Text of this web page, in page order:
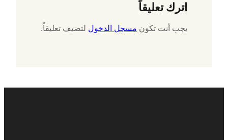
اترك تعليقاً
يجب أنت تكون مسجل الدخول لتضيف تعليقاً.